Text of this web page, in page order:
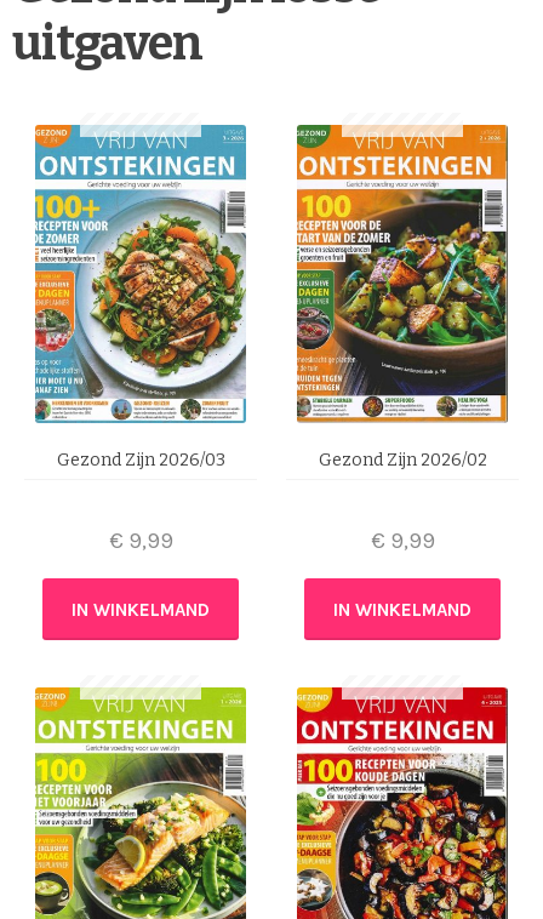
uitgaven
Gezond Zijn 2026/03
€ 9,99
IN WINKELMAND
Gezond Zijn 2026/02
€ 9,99
IN WINKELMAND